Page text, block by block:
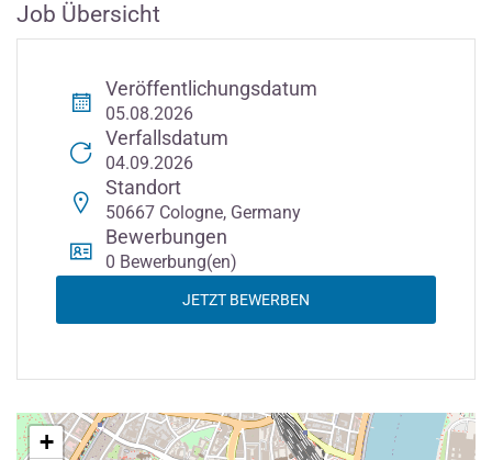
Job Übersicht
Veröffentlichungsdatum
05.08.2026
Verfallsdatum
04.09.2026
Standort
50667 Cologne, Germany
Bewerbungen
0 Bewerbung(en)
JETZT BEWERBEN
+